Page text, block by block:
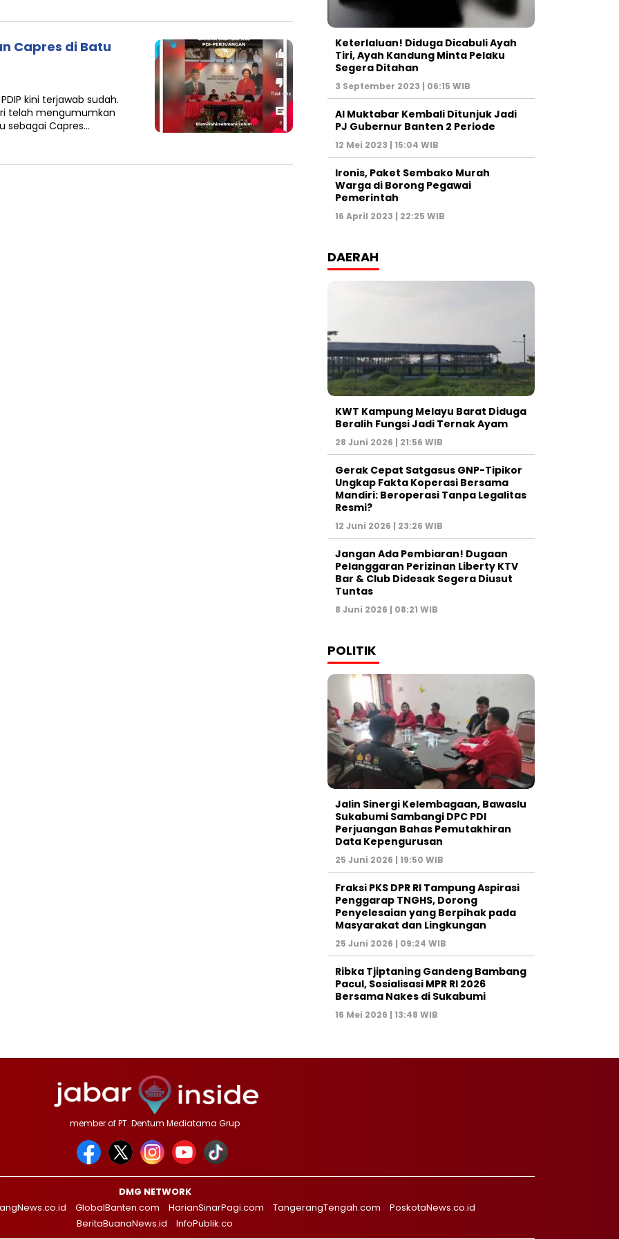
Capres di Batu
kini terjawab sudah.
telah mengumumkan
sebagai Capres…
Keterlaluan! Diduga Dicabuli Ayah
Tiri, Ayah Kandung Minta Pelaku
Segera Ditahan
3 September 2023 | 06:15 WIB
Al Muktabar Kembali Ditunjuk Jadi
PJ Gubernur Banten 2 Periode
12 Mei 2023 | 15:04 WIB
Ironis, Paket Sembako Murah
Warga di Borong Pegawai
Pemerintah
16 April 2023 | 22:25 WIB
DAERAH
KWT Kampung Melayu Barat Diduga
Beralih Fungsi Jadi Ternak Ayam
28 Juni 2026 | 21:56 WIB
Gerak Cepat Satgasus GNP-Tipikor
Ungkap Fakta Koperasi Bersama
Mandiri: Beroperasi Tanpa Legalitas
Resmi?
12 Juni 2026 | 23:26 WIB
Jangan Ada Pembiaran! Dugaan
Pelanggaran Perizinan Liberty KTV
Bar & Club Didesak Segera Diusut
Tuntas
8 Juni 2026 | 08:21 WIB
POLITIK
Jalin Sinergi Kelembagaan, Bawaslu
Sukabumi Sambangi DPC PDI
Perjuangan Bahas Pemutakhiran
Data Kepengurusan
25 Juni 2026 | 19:50 WIB
‎Fraksi PKS DPR RI Tampung Aspirasi
Penggarap TNGHS, Dorong
Penyelesaian yang Berpihak pada
Masyarakat dan Lingkungan‎
25 Juni 2026 | 09:24 WIB
Ribka Tjiptaning Gandeng Bambang
Pacul, Sosialisasi MPR RI 2026
Bersama Nakes di Sukabumi
16 Mei 2026 | 13:48 WIB
member of PT. Dentum Mediatama Grup
DMG NETWORK
GlobalBanten.com HarianSinarPagi.com TangerangTengah.com
PoskotaNews.co.id
BeritaBuanaNews.id
InfoPublik.co